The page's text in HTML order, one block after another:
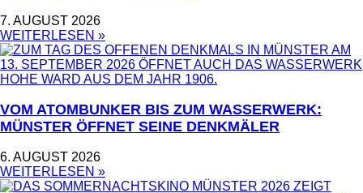
7. AUGUST 2026
WEITERLESEN »
VOM ATOMBUNKER BIS ZUM WASSERWERK:
MÜNSTER ÖFFNET SEINE DENKMÄLER
6. AUGUST 2026
WEITERLESEN »